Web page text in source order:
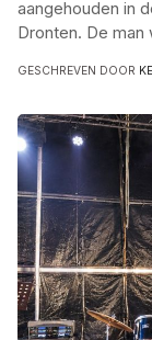
aangehouden in
Dronten. De
GESCHREVEN DOOR